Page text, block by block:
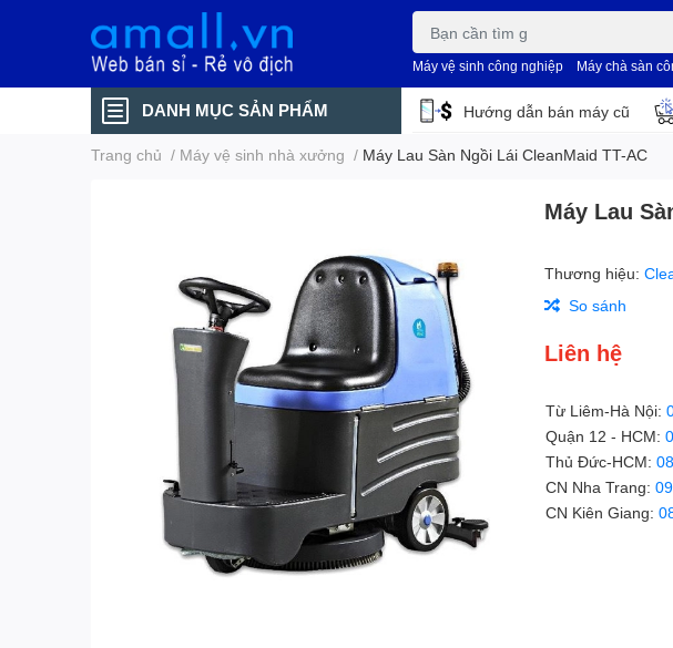
Máy vệ sinh công nghiệp Máy chà sàn
DANH MỤC SẢN PHẨM Hướng dẫn bán máy cũ
Trang chủ / Máy vệ sinh nhà xưởng / Máy Lau Sàn Ngồi Lái CleanMaid TT-AC
Máy Lau
Thương hiệu:
So sánh
Liên hệ
Từ Liêm-Hà Nội:
Quận 12 - HCM:
Thủ Đức-HCM:
CN Nha Trang:
CN Kiên Giang: